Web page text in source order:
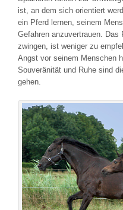
ist, an dem sich orientiert
ein Pferd lernen, seinem
Gefahren anzuvertrauen.
zwingen, ist weniger zu
Angst vor seinem Menschen
Souveränität und Ruhe sind
gehen.